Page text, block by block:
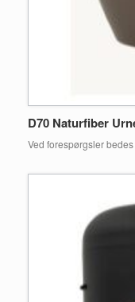
D70 Naturfiber
Ved forespørgsler